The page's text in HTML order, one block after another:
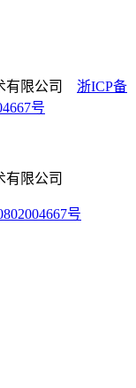
有限公司 浙ICP备
号
有限公司
号